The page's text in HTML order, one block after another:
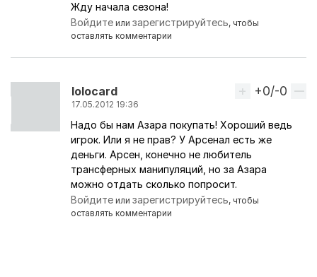
Жду начала сезона!
Войдите илизарегистрируйтесь, чтобы
оставлять комментарии
lolocard
17.05.2012 19:36
Вверх
+0/-0
Надо бы нам Азара покупать! Хороший ведь
игрок. Или я не прав? У Арсенал есть же
деньги. Арсен, конечно не любитель
трансферных манипуляций, но за Азара
можно отдать сколько попросит.
Войдите илизарегистрируйтесь, чтобы
оставлять комментарии